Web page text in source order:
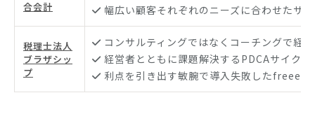
合会計
幅広い顧客それぞれのニーズに合わせたサ
税理士法人
ブラザシッ
プ
コンサルティングではなくコーチングで経
経営者とともに課題解決するPDCAサイク
利点を引き出す敏腕で導入失敗したfreeeも